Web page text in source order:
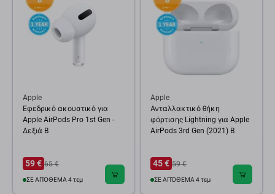
Apple
Εφεδρικό ακουστικό για
Apple AirPods Pro 1st Gen -
Δεξιά B
59 € 65 €
ΣΕ ΑΠΌΘΕΜΑ 4 τεμ
Apple
Ανταλλακτικό θήκη
φόρτισης Lightning για Apple
AirPods 3rd Gen (2021) B
45 € 59 €
ΣΕ ΑΠΌΘΕΜΑ 4 τεμ